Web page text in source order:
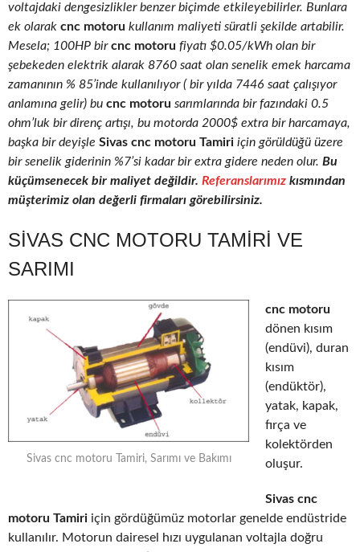
voltajdaki dengesizlikler benzer biçimde etkileyebilirler. Bunlara
ek olarak cnc motoru kullanım maliyeti süratli şekilde artabilir.
Mesela; 100HP bircnc motoru fiyatı $0.05/kWh olan bir
şebekeden elektrik alarak 8760 saat olan senelik emek harcama
zamanının % 85’inde kullanılıyor ( bir yılda 7446 saat çalışıyor
anlamına gelir) bu cnc motoru sarımlarında bir fazındaki 0.5
ohm’luk bir direnç artışı, bu motorda 2000$ extra bir harcamaya,
başka bir deyişle Sivas cnc motoru Tamiri için görüldüğü üzere
bir senelik giderinin %7’si kadar bir extra gidere neden olur. Bu
küçümsenecek bir maliyet değildir. Referanslarımız kısmından
müşterimiz olan değerli firmaları görebilirsiniz.
SIVAS CNC MOTORU TAMIRI VE
SARIMI
Sivas cnc motoru Tamiri, Sarımı ve Bakımı
cnc motoru
dönen kısım
(endüvi), duran
kısım
(endüktör),
yatak, kapak,
fırça ve
kolektörden
oluşur.
Sivas cnc
motoru Tamiri için gördüğümüz motorlar genelde endüstride
kullanılır. Motorun dairesel hızı uygulanan voltajla doğru